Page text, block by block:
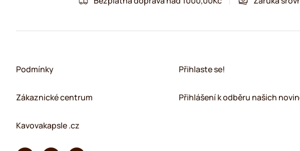
Podmínky
Zákaznické centrum
Kavovakapsle .cz
Přihlaste se!
Přihlášení k odběru našich